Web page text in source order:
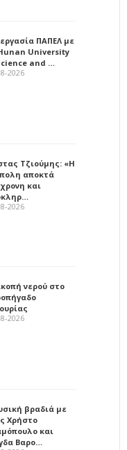
ΠΑΠΕΛ με
University
and …
2026
Τζιούμης: «Η
αποκτά
και
2026
νερού στο
2026
βραδιά με
Χρήστο
και
Βαρο…